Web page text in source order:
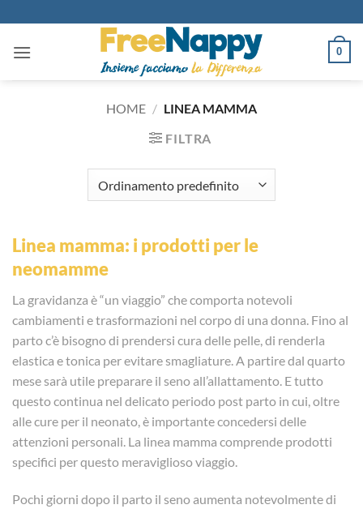
contenuti
0
HOME / LINEA MAMMA
FILTRA
Linea mamma: i prodotti per le
neomamme
La gravidanza è “un viaggio” che comporta notevoli
cambiamenti e trasformazioni nel corpo di una donna. Fino al
parto c’è bisogno di prendersi cura delle pelle, di renderla
elastica e tonica per evitare smagliature. A partire dal quarto
mese sarà utile preparare il seno all’allattamento. E tutto
questo continua nel delicato periodo post parto in cui, oltre
alle cure per il neonato, è importante concedersi delle
attenzioni personali. La linea mamma comprende prodotti
specifici per questo meraviglioso viaggio.
Pochi giorni dopo il parto il seno aumenta notevolmente di